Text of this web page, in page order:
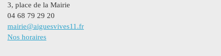
3, place de la Mairie
04 68 79 29 20
mairie@aiguesvives11.fr
Nos horaires